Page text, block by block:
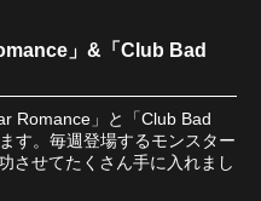
」&「Club Bad
Romance」と「Club Bad
す。毎週登場するモンスター
させてたくさん手に入れまし